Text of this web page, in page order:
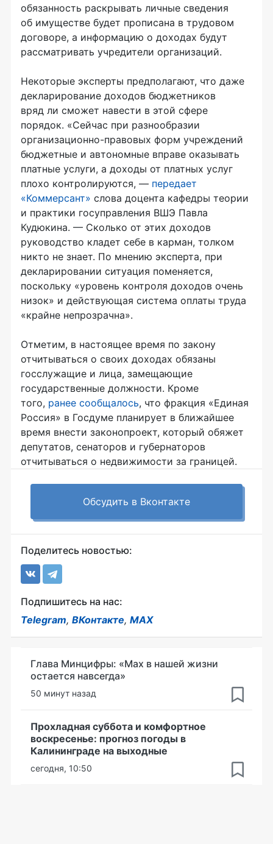
обязанность раскрывать личные сведения
об имуществе будет прописана в трудовом
договоре, а информацию о доходах будут
рассматривать учредители организаций.
Некоторые эксперты предполагают, что даже
декларирование доходов бюджетников
вряд ли сможет навести в этой сфере
порядок. «Сейчас при разнообразии
организационно-правовых форм учреждений
бюджетные и автономные вправе оказывать
платные услуги, а доходы от платных услуг
плохо контролируются, — передает
«Коммерсант» слова доцента кафедры теории
и практики госуправления ВШЭ Павла
Кудюкина. — Сколько от этих доходов
руководство кладет себе в карман, толком
никто не знает. По мнению эксперта, при
декларировании ситуация поменяется,
поскольку «уровень контроля доходов очень
низок» и действующая система оплаты труда
«крайне непрозрачна».
Отметим, в настоящее время по закону
отчитываться о своих доходах обязаны
госслужащие и лица, замещающие
государственные должности. Кроме
того, ранее сообщалось, что фракция «Единая
Россия» в Госдуме планирует в ближайшее
время внести законопроект, который обяжет
депутатов, сенаторов и губернаторов
отчитываться о недвижимости за границей.
Обсудить в Вконтакте
Поделитесь новостью:
Подпишитесь на нас:
Telegram, ВКонтакте, MAX
Глава Минцифры: «Мах в нашей жизни
остается навсегда»
50 минут назад
Прохладная суббота и комфортное
воскресенье: прогноз погоды в
Калининграде на выходные
сегодня, 10:50